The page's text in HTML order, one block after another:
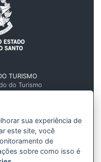
TURISMO
do Turismo
de Moraes, nº 705
Vitória - ES
010
8026
sua experiência de
este site, você
de
sobre como isso é